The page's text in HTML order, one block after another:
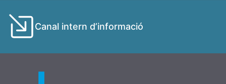
Canal intern d’informació